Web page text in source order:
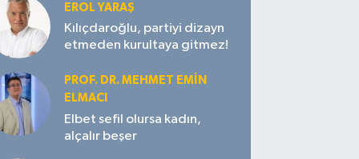
EROL YARAŞ
Kılıçdaroğlu, partiyi dizayn
etmeden kurultaya gitmez!
PROF. DR. MEHMET EMIN
ELMACI
Elbet sefil olursa kadın,
alçalır beşer